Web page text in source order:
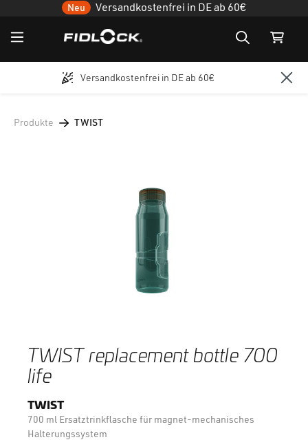
Zum Hauptinhalt springen
Neu Versandkostenfrei in DE ab 60€
Versandkostenfrei in DE ab 60€
Produkte TWIST
TWIST replacement bottle 700
life
TWIST
700 ml Ersatztrinkflasche für magnet-mechanisches
Halterungssystem